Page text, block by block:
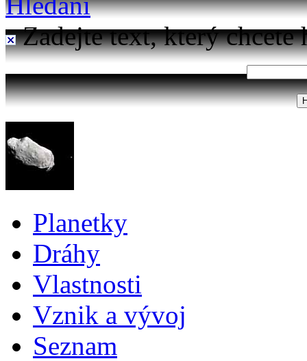
Zadejte text, který chcete
Planetky
Dráhy
Vlastnosti
Vznik a vývoj
Seznam